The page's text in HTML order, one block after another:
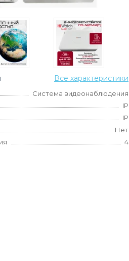
Все характеристики
Система видеонаблюдения
IP
IP
Нет
4